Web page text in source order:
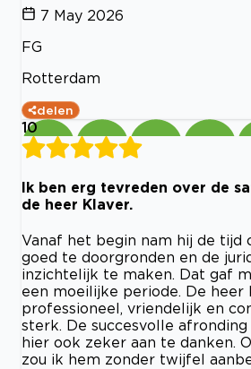
7 May 2026
FG
Rotterdam
delen
10
Ik ben erg tevreden over de
de heer Klaver.
Vanaf het begin nam hij de tijd
goed te doorgronden en de
inzichtelijk te maken. Dat gaf
een moeilijke periode. De heer
professioneel, vriendelijk en
sterk. De succesvolle afronding
hier ook zeker aan te danken.
zou ik hem zonder twijfel